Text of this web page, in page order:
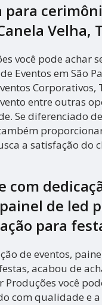
para
Velha,
você pode achar
Eventos em São
Corporativos,
entre outras
Se diferenciado
a satisfação do
com
de led
para
de eventos,
acabou de
Produções você
com qualidade e a